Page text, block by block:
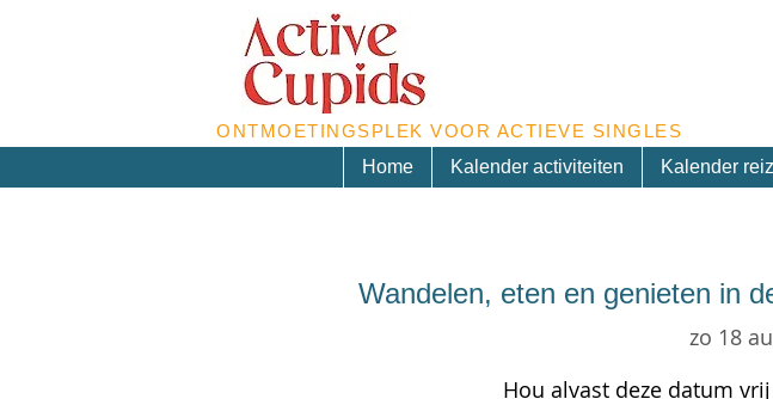
ONTMOETINGSPLEK VOOR ACTIEVE SINGLES
Home
Kalender activiteiten Kalender
Wandelen, eten en genieten in
zo 18
Hou alvast deze datum